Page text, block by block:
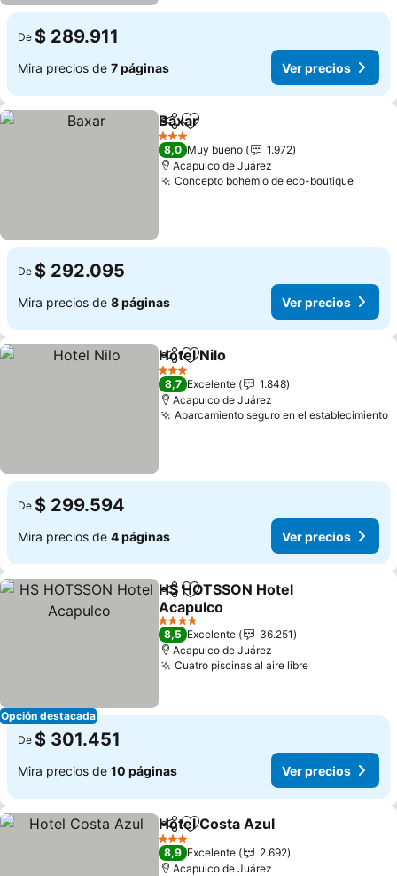
De $ 289.911
Mira precios de 7 páginas Ver precios
CompartirAgregar a favoritos
Baxar
3 Estrellas
8,0 Muy bueno
1.972
Acapulco de Juárez
Concepto bohemio de eco-boutique
De $ 292.095
Mira precios de 8 páginas Ver precios
CompartirAgregar a favoritos
Hotel Nilo
3 Estrellas
8,7 Excelente
1.848
Acapulco de Juárez
Aparcamiento seguro en el establecimiento
De $ 299.594
Mira precios de 4 páginas Ver precios
Opción destacada
CompartirAgregar a favoritos
HS HOTSSON Hotel
Acapulco
4 Estrellas
8,5 Excelente
36.251
Acapulco de Juárez
Cuatro piscinas al aire libre
De $ 301.451
Mira precios de 10 páginas Ver precios
CompartirAgregar a favoritos
Hotel Costa Azul
3 Estrellas
8,9 Excelente
2.692
Acapulco de Juárez